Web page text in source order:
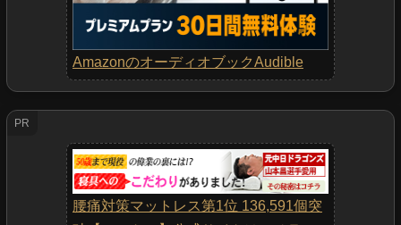
AmazonのオーディオブックAudible
PR
腰痛対策マットレス第1位 136,591個突